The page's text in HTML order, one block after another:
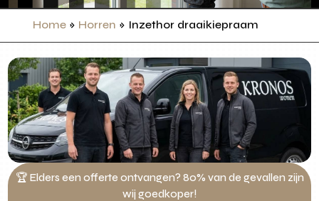
Home» Horren » Inzethor draaikiepraam
🏆 Elders een offerte ontvangen? 80% van de gevallen zijn
wij goedkoper!